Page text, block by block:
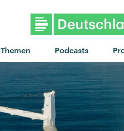
Themen Podcasts